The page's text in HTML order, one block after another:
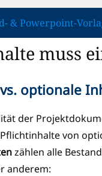
& Powerpoint-
muss
optionale
der
von
zählen alle
anderem: